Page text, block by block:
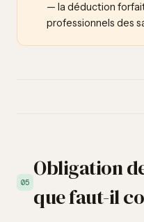
— la déduction
professionnels des
05
Obligation
que faut-il